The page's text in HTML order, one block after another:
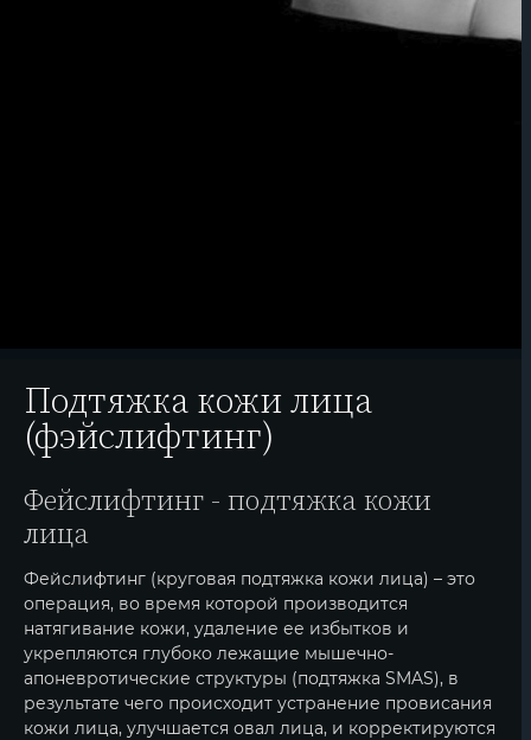
Подтяжка кожи лица
(фэйслифтинг)
Фейслифтинг - подтяжка кожи
лица
Фейслифтинг (круговая подтяжка кожи лица) – это
операция, во время которой производится
натягивание кожи, удаление ее избытков и
укрепляются глубоко лежащие мышечно-
апоневротические структуры (подтяжка SMAS), в
результате чего происходит устранение провисания
кожи лица, улучшается овал лица, и корректируются